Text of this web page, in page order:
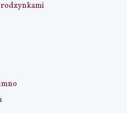
rodzynkami